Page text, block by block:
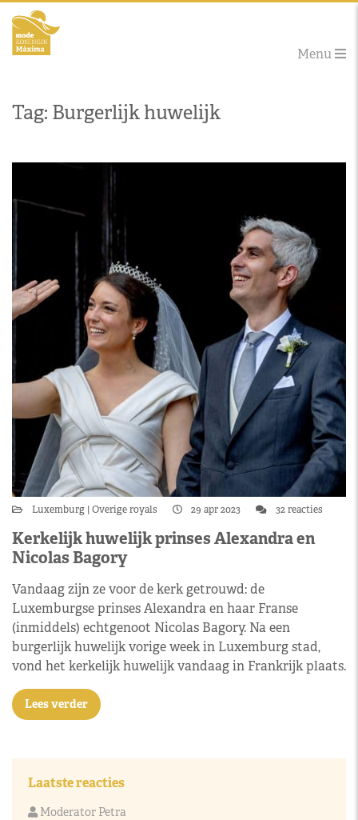
Menu
Tag: Burgerlijk huwelijk
Luxemburg Overige royals 29 apr 2023 32 reacties
Kerkelijk huwelijk prinses Alexandra en
Nicolas Bagory
Vandaag zijn ze voor de kerk getrouwd: de
Luxemburgse prinses Alexandra en haar Franse
(inmiddels) echtgenoot Nicolas Bagory. Na een
burgerlijk huwelijk vorige week in Luxemburg stad,
vond het kerkelijk huwelijk vandaag in Frankrijk plaats.
Lees verder
Laatste reacties
Moderator Petra